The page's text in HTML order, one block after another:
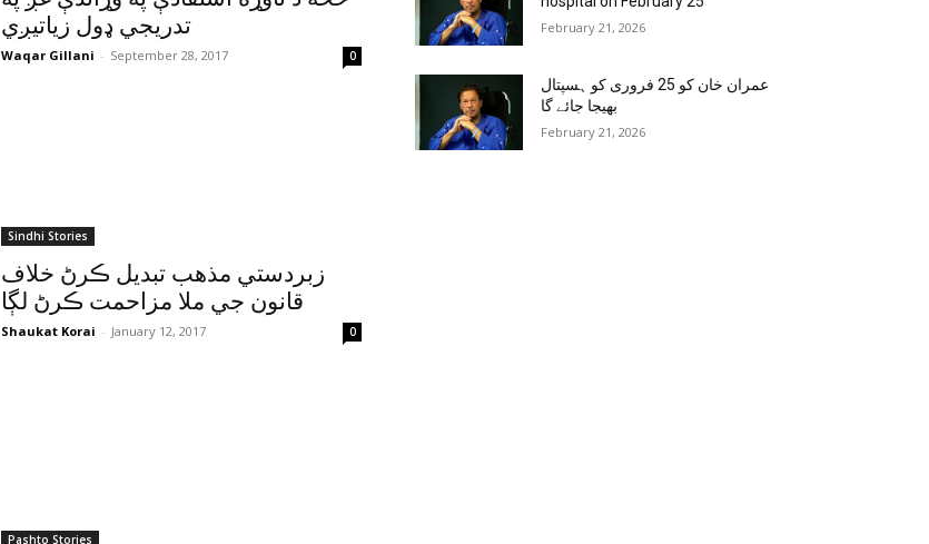
تدريجي ډول زياتيږي
Waqar Gillani - September 28, 2017 0
Sindhi Stories
زبردستي مذهب تبديل ڪرڻ خلاف
قانون جي ملا مزاحمت ڪرڻ لڳا
Shaukat Korai - January 12, 2017 0
Pashto Stories
February 21, 2026
عمران خان کو 25 فروری کو ہسپتال
بھیجا جائے گا
February 21, 2026